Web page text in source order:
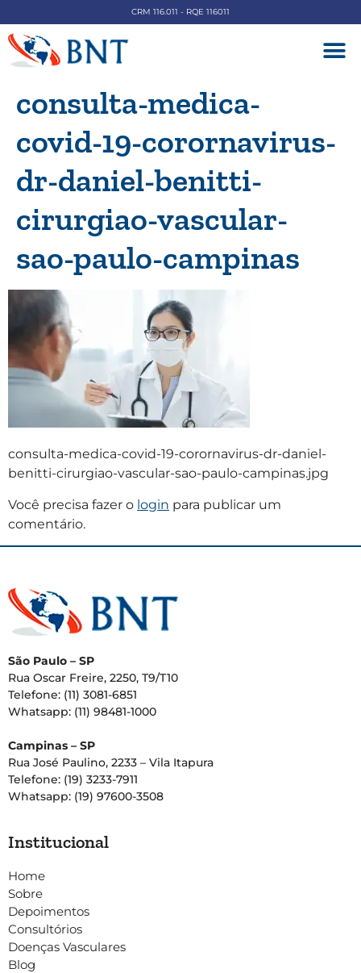
CRM 116.011 - RQE 116011
consulta-medica-
covid-19-corornavirus-
dr-daniel-benitti-
cirurgiao-vascular-
sao-paulo-campinas
consulta-medica-covid-19-corornavirus-dr-daniel-
benitti-cirurgiao-vascular-sao-paulo-campinas.jpg
Você precisa fazer o login para publicar um
comentário.
São Paulo – SP
Rua Oscar Freire, 2250, T9/T10
Telefone: (11) 3081-6851
Whatsapp: (11) 98481-1000
Campinas – SP
Rua José Paulino, 2233 – Vila Itapura
Telefone: (19) 3233-7911
Whatsapp: (19) 97600-3508
Institucional
Home
Sobre
Depoimentos
Consultórios
Doenças Vasculares
Blog